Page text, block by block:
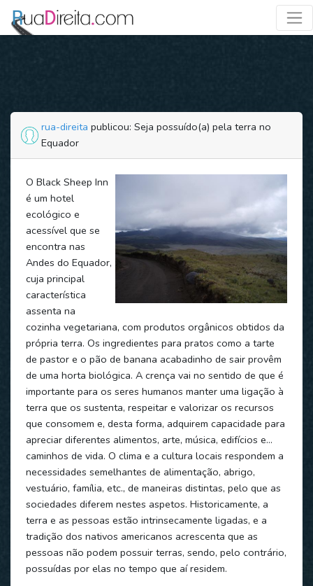
rua-direita publicou: Seja possuído(a) pela terra no
Equador
O Black Sheep Inn
é um hotel
ecológico e
acessível que se
encontra nas
Andes do Equador,
cuja principal
característica
assenta na
cozinha vegetariana, com produtos orgânicos obtidos da
própria terra. Os ingredientes para pratos como a tarte
de pastor e o pão de banana acabadinho de sair provêm
de uma horta biológica. A crença vai no sentido de que é
importante para os seres humanos manter uma ligação à
terra que os sustenta, respeitar e valorizar os recursos
que consomem e, desta forma, adquirem capacidade para
apreciar diferentes alimentos, arte, música, edifícios e…
caminhos de vida. O clima e a cultura locais respondem a
necessidades semelhantes de alimentação, abrigo,
vestuário, família, etc., de maneiras distintas, pelo que as
sociedades diferem nestes aspetos. Historicamente, a
terra e as pessoas estão intrinsecamente ligadas, e a
tradição dos nativos americanos acrescenta que as
pessoas não podem possuir terras, sendo, pelo contrário,
possuídas por elas no tempo que aí residem.